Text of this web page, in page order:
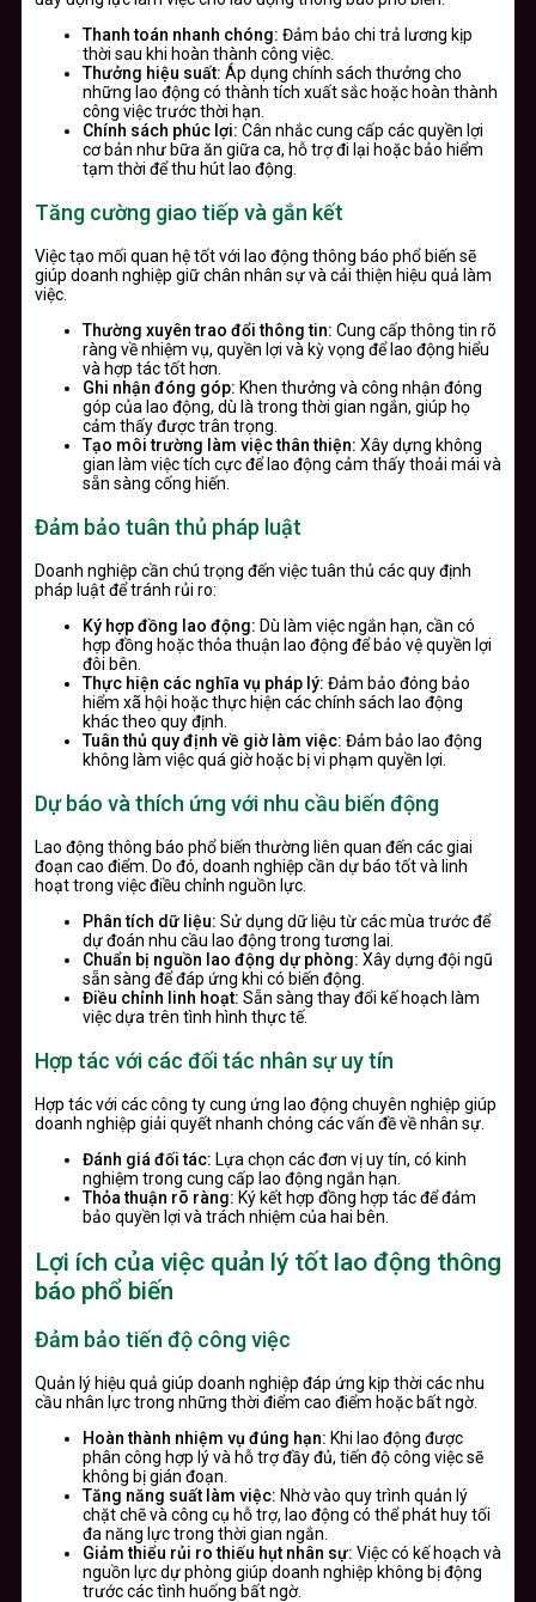
Thanh toán nhanh chóng: Đảm bảo chi trả lương kịp
thời sau khi hoàn thành công việc.
Thưởng hiệu suất: Áp dụng chính sách thưởng cho
những lao động có thành tích xuất sắc hoặc hoàn thành
công việc trước thời hạn.
Chính sách phúc lợi: Cân nhắc cung cấp các quyền lợi
cơ bản như bữa ăn giữa ca, hỗ trợ đi lại hoặc bảo hiểm
tạm thời để thu hút lao động.
Tăng cường giao tiếp và gắn kết
Việc tạo mối quan hệ tốt với lao động thông báo phổ biến sẽ
giúp doanh nghiệp giữ chân nhân sự và cải thiện hiệu quả làm
việc.
Thường xuyên trao đổi thông tin: Cung cấp thông tin rõ
ràng về nhiệm vụ, quyền lợi và kỳ vọng để lao động hiểu
và hợp tác tốt hơn.
Ghi nhận đóng góp: Khen thưởng và công nhận đóng
góp của lao động, dù là trong thời gian ngắn, giúp họ
cảm thấy được trân trọng.
Tạo môi trường làm việc thân thiện: Xây dựng không
gian làm việc tích cực để lao động cảm thấy thoải mái và
sẵn sàng cống hiến.
Đảm bảo tuân thủ pháp luật
Doanh nghiệp cần chú trọng đến việc tuân thủ các quy định
pháp luật để tránh rủi ro:
Ký hợp đồng lao động: Dù làm việc ngắn hạn, cần có
hợp đồng hoặc thỏa thuận lao động để bảo vệ quyền lợi
đôi bên.
Thực hiện các nghĩa vụ pháp lý: Đảm bảo đóng bảo
hiểm xã hội hoặc thực hiện các chính sách lao động
khác theo quy định.
Tuân thủ quy định về giờ làm việc: Đảm bảo lao động
không làm việc quá giờ hoặc bị vi phạm quyền lợi.
Dự báo và thích ứng với nhu cầu biến động
Lao động thông báo phổ biến thường liên quan đến các giai
đoạn cao điểm. Do đó, doanh nghiệp cần dự báo tốt và linh
hoạt trong việc điều chỉnh nguồn lực.
Phân tích dữ liệu: Sử dụng dữ liệu từ các mùa trước để
dự đoán nhu cầu lao động trong tương lai.
Chuẩn bị nguồn lao động dự phòng: Xây dựng đội ngũ
sẵn sàng để đáp ứng khi có biến động.
Điều chỉnh linh hoạt: Sẵn sàng thay đổi kế hoạch làm
việc dựa trên tình hình thực tế.
Hợp tác với các đối tác nhân sự uy tín
Hợp tác với các công ty cung ứng lao động chuyên nghiệp giúp
doanh nghiệp giải quyết nhanh chóng các vấn đề về nhân sự.
Đánh giá đối tác: Lựa chọn các đơn vị uy tín, có kinh
nghiệm trong cung cấp lao động ngắn hạn.
Thỏa thuận rõ ràng: Ký kết hợp đồng hợp tác để đảm
bảo quyền lợi và trách nhiệm của hai bên.
Lợi ích của việc quản lý tốt lao động thông
báo phổ biến
Đảm bảo tiến độ công việc
Quản lý hiệu quả giúp doanh nghiệp đáp ứng kịp thời các nhu
cầu nhân lực trong những thời điểm cao điểm hoặc bất ngờ.
Hoàn thành nhiệm vụ đúng hạn: Khi lao động được
phân công hợp lý và hỗ trợ đầy đủ, tiến độ công việc sẽ
không bị gián đoạn.
Tăng năng suất làm việc: Nhờ vào quy trình quản lý
chặt chẽ và công cụ hỗ trợ, lao động có thể phát huy tối
đa năng lực trong thời gian ngắn.
Giảm thiểu rủi ro thiếu hụt nhân sự: Việc có kế hoạch và
nguồn lực dự phòng giúp doanh nghiệp không bị động
trước các tình huống bất ngờ.